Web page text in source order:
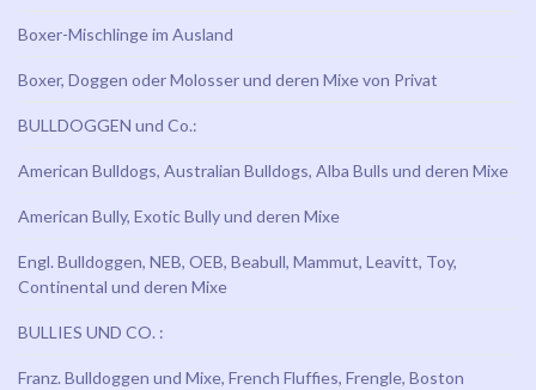
Boxer-Mischlinge im Ausland
Boxer, Doggen oder Molosser und deren Mixe von Privat
BULLDOGGEN und Co.:
American Bulldogs, Australian Bulldogs, Alba Bulls und deren Mixe
American Bully, Exotic Bully und deren Mixe
Engl. Bulldoggen, NEB, OEB, Beabull, Mammut, Leavitt, Toy,
Continental und deren Mixe
BULLIES UND CO. :
Franz. Bulldoggen und Mixe, French Fluffies, Frengle, Boston